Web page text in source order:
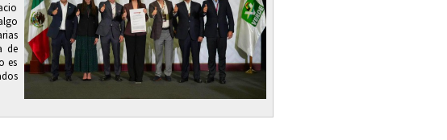
de
es